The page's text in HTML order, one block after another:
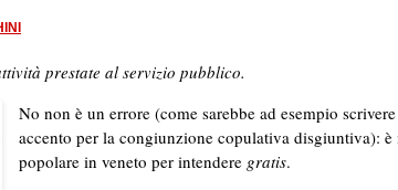
prestate al servizio pubblico.
No non è un errore (come sarebbe ad esempio
accento per la congiunzione copulativa disgiuntiva):
popolare in veneto per intendere gratis.